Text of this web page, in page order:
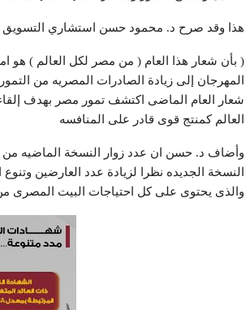
هذا وقد صرح د. محمود حسن استشاري التسويق
( بأن شعار هذا العام ( من مصر لكل العالم ) هو
المهرجان إلى زيادة الصادرات المصريه من
شعار العام الماضى اكتشف تمور مصر بهدف
العالم كمنتج قوى قادر على المنافسه
وأضاف د. حسن ان عدد زوار النسخة الماضيه من
النسخة الجديده نظرا لزيادة عدد العارضين
والذى يحتوى على كل احتياجات البيت المصرى